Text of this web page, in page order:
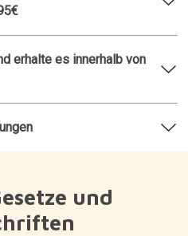
erhalte es innerhalb von
und